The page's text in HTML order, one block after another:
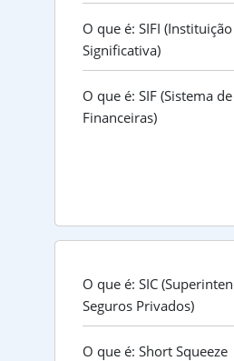
O que é: SIFI
Significativa)
O que é: SIF (Sistema
Financeiras)
O que é: SIC
Seguros Privados)
O que é: Short Squeeze